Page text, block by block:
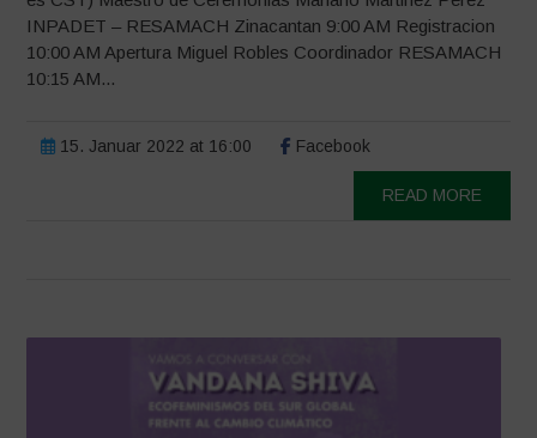
INPADET – RESAMACH Zinacantan 9:00 AM Registracion
10:00 AM Apertura Miguel Robles Coordinador RESAMACH
10:15 AM...
15. Januar 2022 at 16:00 Facebook
READ MORE